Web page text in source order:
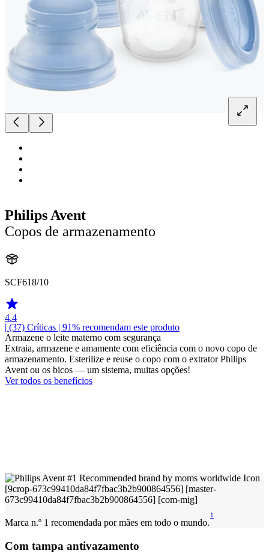
Philips Avent
Copos de armazenamento
SCF618/10
4.4
| (37) Críticas | 91% recomendam este produto
Armazene o leite materno com segurança
Extraia, armazene e amamente com eficiência com o novo copo de
armazenamento. Esterilize e reuse o copo com o extrator Philips
Avent ou os bicos — um sistema, muitas opções!
Ver todos os benefícios
Marca n.º 1 recomendada por mães em todo o mundo.
1
Com tampa antivazamento